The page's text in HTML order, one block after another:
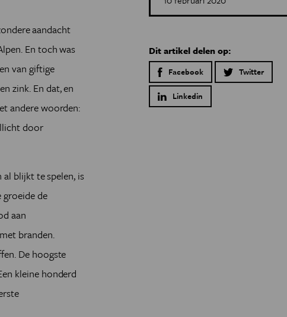
aandacht
En toch was
van giftige
zink. En dat, en
andere woorden:
door
blijkt te spelen, is
de
aan
branden.
De hoogste
kleine honderd
Dit artikel delen op:
Facebook Twitter
Linkedin